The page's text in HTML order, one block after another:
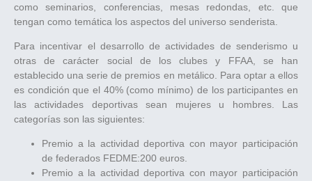
como seminarios, conferencias, mesas redondas, etc. que
tengan como temática los aspectos del universo senderista.
Para incentivar el desarrollo de actividades de senderismo u
otras de carácter social de los clubes y FFAA, se han
establecido una serie de premios en metálico. Para optar a ellos
es condición que el 40% (como mínimo) de los participantes en
las actividades deportivas sean mujeres u hombres. Las
categorías son las siguientes:
Premio a la actividad deportiva con mayor participación
de federados FEDME:200 euros.
Premio a la actividad deportiva con mayor participación